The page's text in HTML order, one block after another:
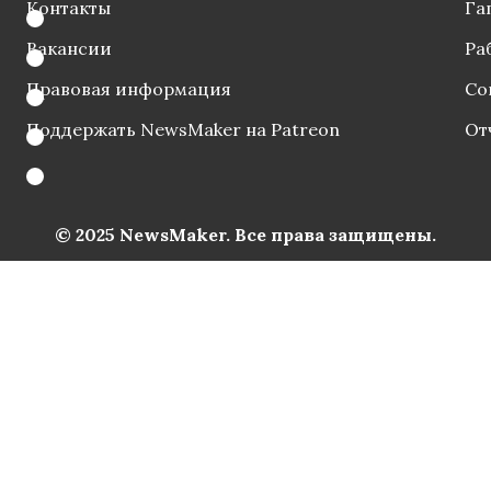
Контакты
Вакансии
Правовая информация
Поддержать NewsMaker на Patreon
© 2025 NewsMaker. Все права защищены.